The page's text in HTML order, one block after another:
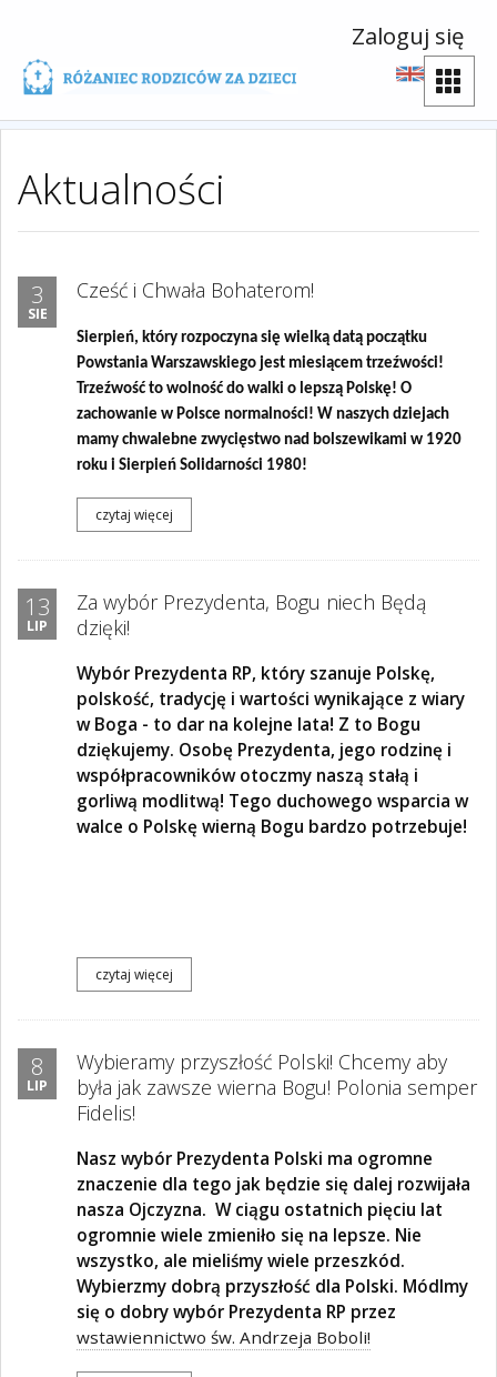
Zaloguj się
Aktualności
3
SIE
Cześć i Chwała Bohaterom!
Sierpień, który rozpoczyna się wielką datą początku
Powstania Warszawskiego jest miesiącem trzeźwości!
Trzeźwość to wolność do walki o lepszą Polskę! O
zachowanie w Polsce normalności! W naszych dziejach
mamy chwalebne zwycięstwo nad bolszewikami w 1920
roku i Sierpień Solidarności 1980!
czytaj więcej
13
LIP
Za wybór Prezydenta, Bogu niech Będą
dzięki!
Wybór Prezydenta RP, który szanuje Polskę,
polskość, tradycję i wartości wynikające z wiary
w Boga - to dar na kolejne lata! Z to Bogu
dziękujemy. Osobę Prezydenta, jego rodzinę i
współpracowników otoczmy naszą stałą i
gorliwą modlitwą! Tego duchowego wsparcia w
walce o Polskę wierną Bogu bardzo potrzebuje!
czytaj więcej
8
LIP
Wybieramy przyszłość Polski! Chcemy aby
była jak zawsze wierna Bogu! Polonia semper
Fidelis!
Nasz wybór Prezydenta Polski ma ogromne
znaczenie dla tego jak będzie się dalej rozwijała
nasza Ojczyzna. W ciągu ostatnich pięciu lat
ogromnie wiele zmieniło się na lepsze. Nie
wszystko, ale mieliśmy wiele przeszkód.
Wybierzmy dobrą przyszłość dla Polski. Módlmy
się o dobry wybór Prezydenta RP przez
wstawiennictwo św. Andrzeja Boboli!